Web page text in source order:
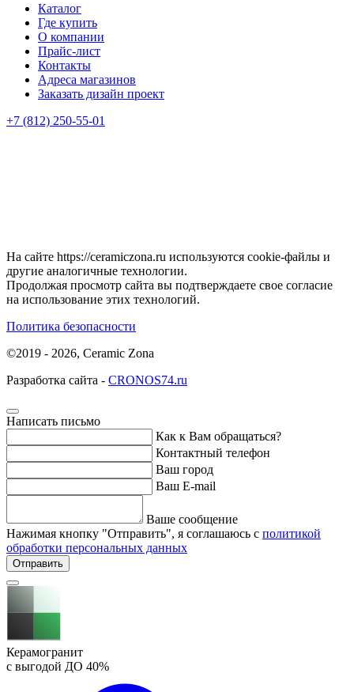
Каталог
Где купить
О компании
Прайс-лист
Контакты
Адреса магазинов
Заказать дизайн проект
+7 (812) 250-55-01
На сайте https://ceramiczona.ru используются coоkie-файлы и
другие аналогичные технологии.
Продолжая просмотр сайта вы подтверждаете свое согласие
на использование этих технологий.
Политика безопасности
©2019 - 2026, Ceramic Zona
Разработка сайта - CRONOS74.ru
Написать письмо
Как к Вам обращаться?
Контактный телефон
Ваш город
Ваш E-mail
Ваше сообщение
Нажимая кнопку "Отправить", я соглашаюсь с политикой
обработки персональных данных
Отправить
Керамогранит
с выгодой ДО 40%